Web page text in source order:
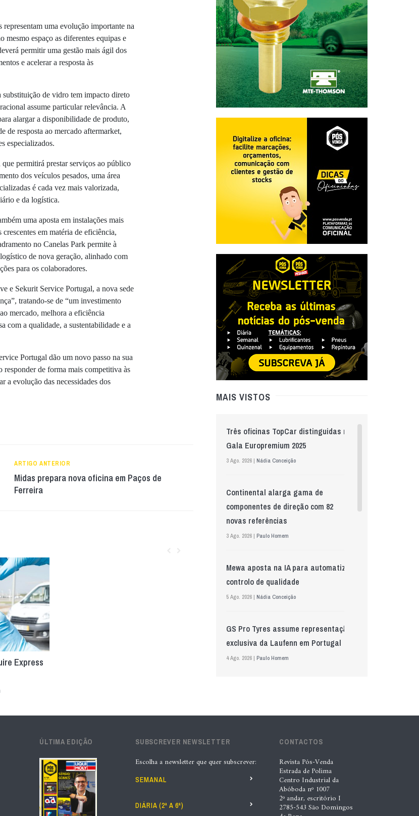
uma evolução importante na
mesmo espaço as diferentes equipas e
permitir uma gestão mais ágil dos
e acelerar a resposta às
de vidro tem impacto direto
assume particular relevância. A
alargar a disponibilidade de produto,
de resposta ao mercado aftermarket,
especializados.
permitirá prestar serviços ao público
dos veículos pesados, uma área
é cada vez mais valorizada,
e da logística.
uma aposta em instalações mais
em matéria de eficiência,
no Canelas Park permite à
de nova geração, alinhado com
para os colaboradores.
e Sekurit Service Portugal, a nova sede
tratando-se de “um investimento
mercado, melhora a eficiência
com a qualidade, a sustentabilidade e a
Portugal dão um novo passo na sua
responder de forma mais competitiva às
a evolução das necessidades dos
ARTIGO ANTERIOR
Midas prepara nova oficina em Paços de
Ferreira
Express
MAIS VISTOS
Três oficinas TopCar distinguidas na
Gala Europremium 2025
3 Ago. 2026 | Nádia Conceição
Continental alarga gama de
componentes de direção com 82
novas referências
3 Ago. 2026 | Paulo Homem
Mewa aposta na IA para automatizar
controlo de qualidade
5 Ago. 2026 | Nádia Conceição
GS Pro Tyres assume representação
exclusiva da Laufenn em Portugal
4 Ago. 2026 | Paulo Homem
na Automechanika
“A INDASA procura ajudar os seus
clientes a identificar oportunidades
de melhoria ao longo de todo o
processo de reparação””, Tiago
ÚLTIMA EDIÇÃO SUBSCREVER NEWSLETTER
Escolha a newsletter que quer subscrever:
SEMANAL
DIÁRIA (2ª A 6ª)
CONTACTOS
Revista Pós-Venda
Estrada de Polima
Centro Industrial da
Abóboda nº 1007
2º andar, escritório I
2785-543 São Domingos